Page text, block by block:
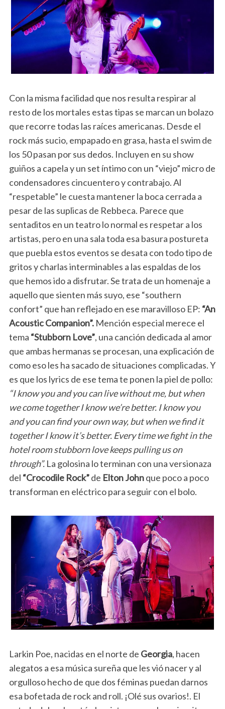
Con la misma facilidad que nos resulta respirar al
resto de los mortales estas tipas se marcan un bolazo
que recorre todas las raíces americanas. Desde el
rock más sucio, empapado en grasa, hasta el swim de
los 50 pasan por sus dedos. Incluyen en su show
guiños a capela y un set íntimo con un “viejo” micro de
condensadores cincuentero y contrabajo. Al
“respetable” le cuesta mantener la boca cerrada a
pesar de las suplicas de Rebbeca. Parece que
sentaditos en un teatro lo normal es respetar a los
artistas, pero en una sala toda esa basura postureta
que puebla estos eventos se desata con todo tipo de
gritos y charlas interminables a las espaldas de los
que hemos ido a disfrutar. Se trata de un homenaje a
aquello que sienten más suyo, ese “southern
confort” que han reflejado en ese maravilloso EP: “An
Acoustic Companion”. Mención especial merece el
tema “Stubborn Love”, una canción dedicada al amor
que ambas hermanas se procesan, una explicación de
como eso les ha sacado de situaciones complicadas. Y
es que los lyrics de ese tema te ponen la piel de pollo:
“I know you and you can live without me, but when
we come together I know we’re better. I know you
and you can find your own way, but when we find it
together I know it’s better. Every time we fight in the
hotel room stubborn love keeps pulling us on
through”.La golosina lo terminan con una versionaza
del “Crocodile Rock”de Elton Johnque poco a poco
transforman en eléctrico para seguir con el bolo.
Larkin Poe, nacidas en el norte de Georgia, hacen
alegatos a esa música sureña que les vió nacer y al
orgulloso hecho de que dos féminas puedan darnos
esa bofetada de rock and roll. ¡Olé sus ovarios!. El